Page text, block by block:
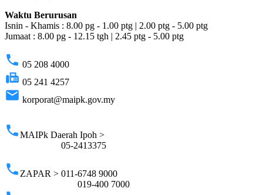
Waktu Berurusan
Isnin - Khamis : 8.00 pg - 1.00 ptg | 2.00 ptg - 5.00 ptg
Jumaat : 8.00 pg - 12.15 tgh | 2.45 ptg - 5.00 ptg
phone 05 208 4000
fax 05 241 4257
email korporat@maipk.gov.my
phoneMAIPk Daerah Ipoh >
05-2413375
phone ZAPAR > 011-6748 9000
019-400 7000